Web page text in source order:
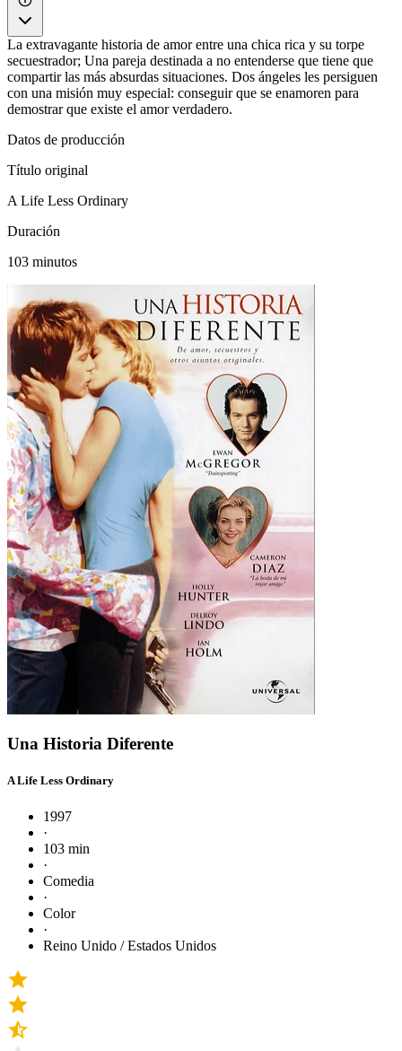
La extravagante historia de amor entre una chica rica y su torpe
secuestrador; Una pareja destinada a no entenderse que tiene que
compartir las más absurdas situaciones. Dos ángeles les persiguen
con una misión muy especial: conseguir que se enamoren para
demostrar que existe el amor verdadero.
Datos de producción
Título original
A Life Less Ordinary
Duración
103 minutos
Una Historia Diferente
A Life Less Ordinary
1997
·
103 min
·
Comedia
·
Color
·
Reino Unido / Estados Unidos